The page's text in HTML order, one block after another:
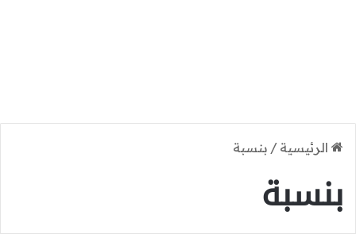
الرئيسية / بنسبة
بنسبة